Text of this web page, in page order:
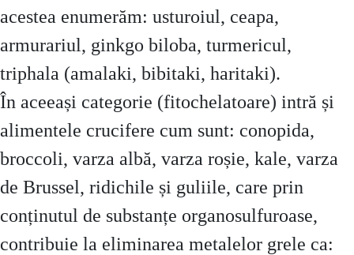
acestea enumerăm: usturoiul, ceapa,
armurariul, ginkgo biloba, turmericul,
triphala (amalaki, bibitaki, haritaki).
În aceeași categorie (fitochelatoare) intră și
alimentele crucifere cum sunt: conopida,
broccoli, varza albă, varza roșie, kale, varza
de Brussel, ridichile și guliile, care prin
conținutul de substanțe organosulfuroase,
contribuie la eliminarea metalelor grele ca: